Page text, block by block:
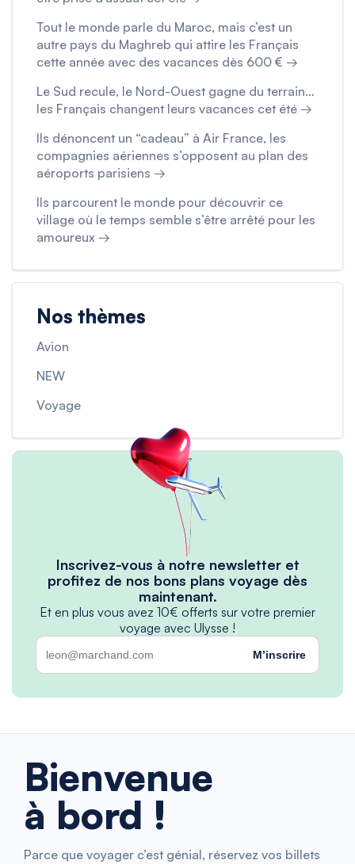
Tout le monde parle du Maroc, mais c’est un
autre pays du Maghreb qui attire les Français
cette année avec des vacances dès 600 € →
Le Sud recule, le Nord-Ouest gagne du terrain…
les Français changent leurs vacances cet été →
Ils dénoncent un “cadeau” à Air France, les
compagnies aériennes s’opposent au plan des
aéroports parisiens →
Ils parcourent le monde pour découvrir ce
village où le temps semble s’être arrêté pour les
amoureux →
Nos thèmes
Avion
NEW
Voyage
Inscrivez-vous à notre newsletter et
profitez de nos bons plans voyage dès
maintenant.
Et en plus vous avez 10€ offerts sur votre premier
voyage avec Ulysse !
M’inscrire
Bienvenue
à bord !
Parce que voyager c’est génial, réservez vos billets